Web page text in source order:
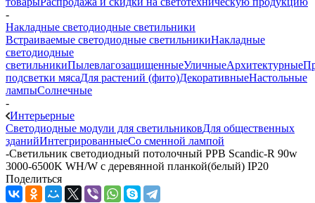
-
Накладные светодиодные светильники
Встраиваемые светодиодные светильникиНакладные
светодиодные
светильникиПылевлагозащищенныеУличныеАрхитектурные
подсветки мясаДля растений (фито)ДекоративныеНастольные
лампыСолнечные
-
Интерьерные
Светодиодные модули для светильниковДля общественных
зданийИнтегрированныеСо сменной лампой
-Светильник светодиодный потолочный PPB Scandic-R 90w
3000-6500K WH/W с деревянной планкой(белый) IP20
Поделиться